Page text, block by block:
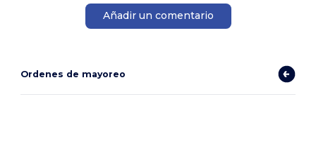
Añadir un comentario
Ordenes de mayoreo